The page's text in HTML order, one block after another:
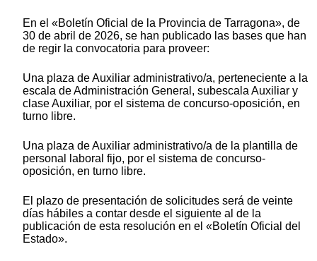
En el «Boletín Oficial de la Provincia de Tarragona», de
30 de abril de 2026, se han publicado las bases que han
de regir la convocatoria para proveer:
Una plaza de Auxiliar administrativo/a, perteneciente a la
escala de Administración General, subescala Auxiliar y
clase Auxiliar, por el sistema de concurso-oposición, en
turno libre.
Una plaza de Auxiliar administrativo/a de la plantilla de
personal laboral fijo, por el sistema de concurso-
oposición, en turno libre.
El plazo de presentación de solicitudes será de veinte
días hábiles a contar desde el siguiente al de la
publicación de esta resolución en el «Boletín Oficial del
Estado».